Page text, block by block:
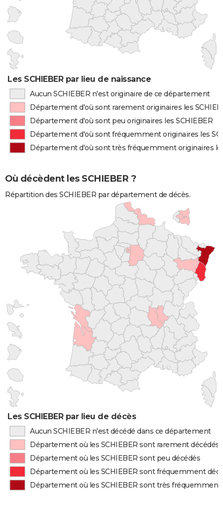
Les SCHIEBER par lieu de naissance
Aucun SCHIEBER n'est originaire de ce département
Département d'où sont rarement originaires les
Département d'où sont peu originaires les SCHIEBER
Département d'où sont fréquemment originaires les
Département d'où sont très fréquemment originaires
Où décèdent les SCHIEBER ?
Répartition des SCHIEBER par département de décès.
Les SCHIEBER par lieu de décès
Aucun SCHIEBER n'est décédé dans ce département
Département où les SCHIEBER sont rarement décédés
Département où les SCHIEBER sont peu décédés
Département où les SCHIEBER sont fréquemment
Département où les SCHIEBER sont très fréquemment